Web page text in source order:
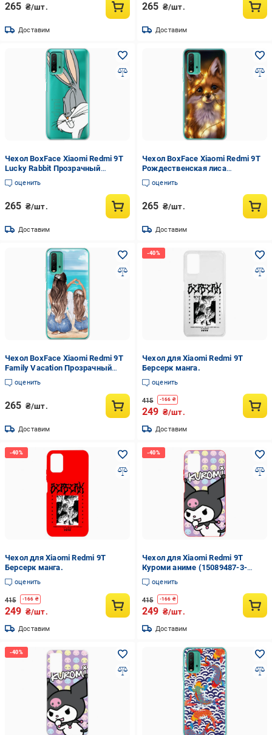
265 ₴/шт.
Доставим
265 ₴/шт.
Доставим
Чехол BoxFace Xiaomi Redmi 9T
Lucky Rabbit Прозрачный
силикон (41685-bk81-41685)
оценить
265 ₴/шт.
Доставим
Чехол BoxFace Xiaomi Redmi 9T
Рождественская лиса
Прозрачный силикон (41685-
up2399-41685)
оценить
265 ₴/шт.
Доставим
Чехол BoxFace Xiaomi Redmi 9T
Family Vacation Прозрачный
силикон (41685-up2380-41685)
оценить
265 ₴/шт.
Доставим
Чехол для Xiaomi Redmi 9T
Берсерк манга.
оценить
415 -166 ₴
249 ₴/шт.
Доставим
Чехол для Xiaomi Redmi 9T
Берсерк манга.
оценить
415 -166 ₴
249 ₴/шт.
Доставим
Чехол для Xiaomi Redmi 9T
Куроми аниме (15089487-3-
189681)
оценить
415 -166 ₴
249 ₴/шт.
Доставим